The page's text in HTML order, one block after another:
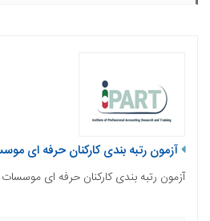
آزمون رتبه بندی کارکنان حرفه ای
آزمون رتبه بندی کارکنان حرفه ای